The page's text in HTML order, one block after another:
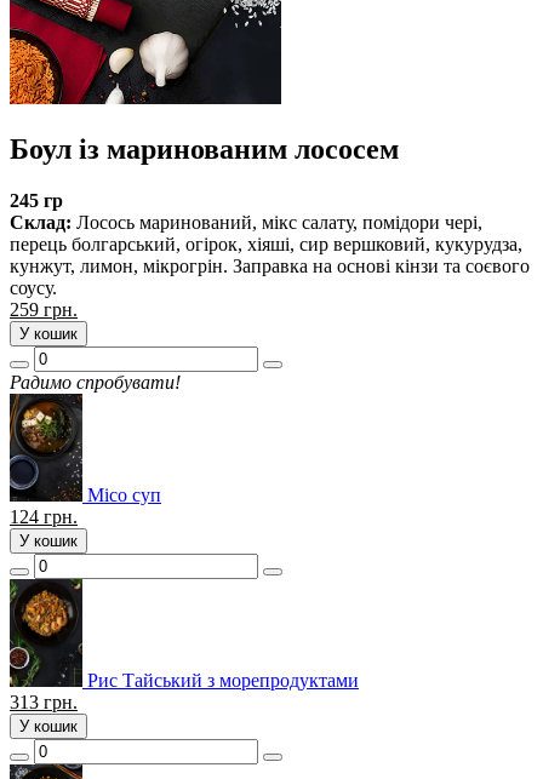
Боул із маринованим лососем
245 гр
Склад: Лосось маринований, мікс салату, помідори чері,
перець болгарський, огірок, хіяші, сир вершковий, кукурудза,
кунжут, лимон, мікрогрін. Заправка на основі кінзи та соєвого
соусу.
259 грн.
У кошик
Радимо спробувати!
Місо суп
124 грн.
У кошик
Рис Тайський з морепродуктами
313 грн.
У кошик